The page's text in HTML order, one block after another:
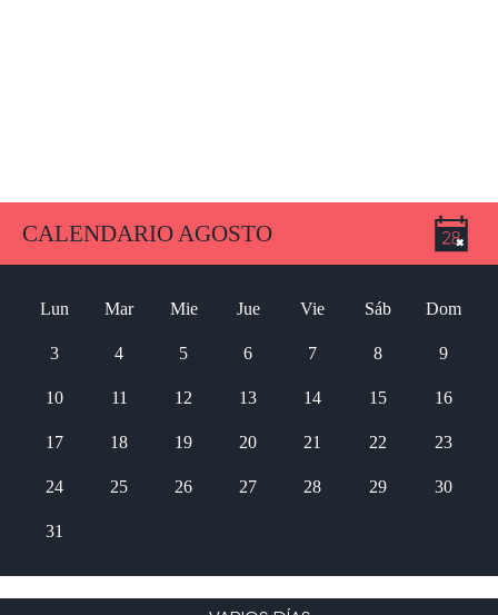
CALENDARIO AGOSTO
Lun Mar Mie Jue Vie Sáb Dom
3 4 5 6 7 8 9
10 11 12 13 14 15 16
17 18 19 20 21 22 23
24 25 26 27 28 29 30
31